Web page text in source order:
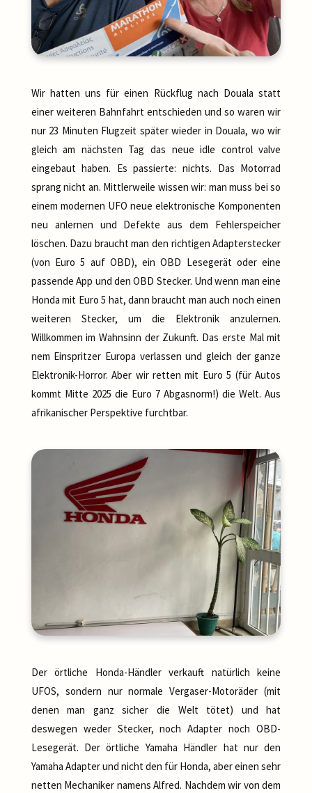
Wir hatten uns für einen Rückflug nach Douala statt
einer weiteren Bahnfahrt entschieden und so waren wir
nur 23 Minuten Flugzeit später wieder in Douala, wo wir
gleich am nächsten Tag das neue idle control valve
eingebaut haben. Es passierte: nichts. Das Motorrad
sprang nicht an. Mittlerweile wissen wir: man muss bei so
einem modernen UFO neue elektronische Komponenten
neu anlernen und Defekte aus dem Fehlerspeicher
löschen. Dazu braucht man den richtigen Adapterstecker
(von Euro 5 auf OBD), ein OBD Lesegerät oder eine
passende App und den OBD Stecker. Und wenn man eine
Honda mit Euro 5 hat, dann braucht man auch noch einen
weiteren Stecker, um die Elektronik anzulernen.
Willkommen im Wahnsinn der Zukunft. Das erste Mal mit
nem Einspritzer Europa verlassen und gleich der ganze
Elektronik-Horror. Aber wir retten mit Euro 5 (für Autos
kommt Mitte 2025 die Euro 7 Abgasnorm!) die Welt. Aus
afrikanischer Perspektive furchtbar.
Der örtliche Honda-Händler verkauft natürlich keine
UFOS, sondern nur normale Vergaser-Motoräder (mit
denen man ganz sicher die Welt tötet) und hat
deswegen weder Stecker, noch Adapter noch OBD-
Lesegerät. Der örtliche Yamaha Händler hat nur den
Yamaha Adapter und nicht den für Honda, aber einen sehr
netten Mechaniker namens Alfred. Nachdem wir von dem